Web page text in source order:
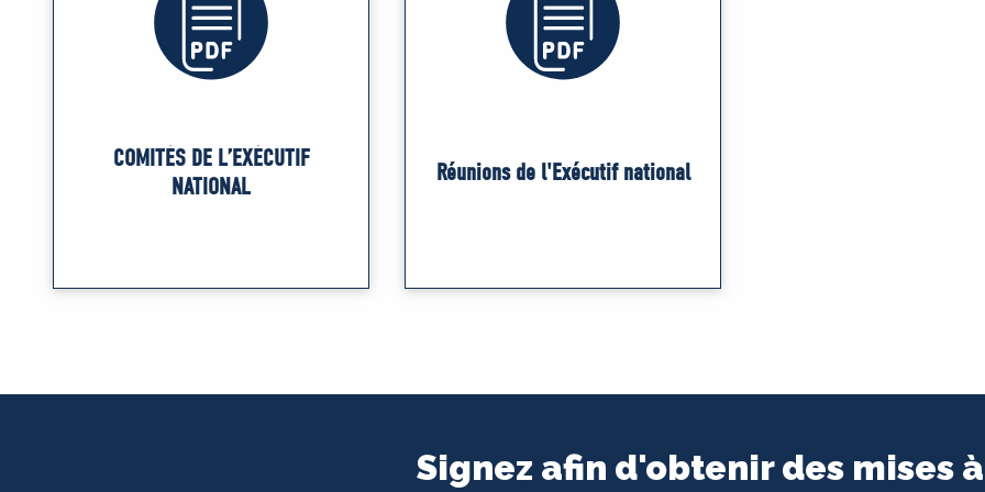
COMITÉS DE L’EXÉCUTIF
NATIONAL
Réunions de l'Exécutif national
Signez afin d'obtenir des mises